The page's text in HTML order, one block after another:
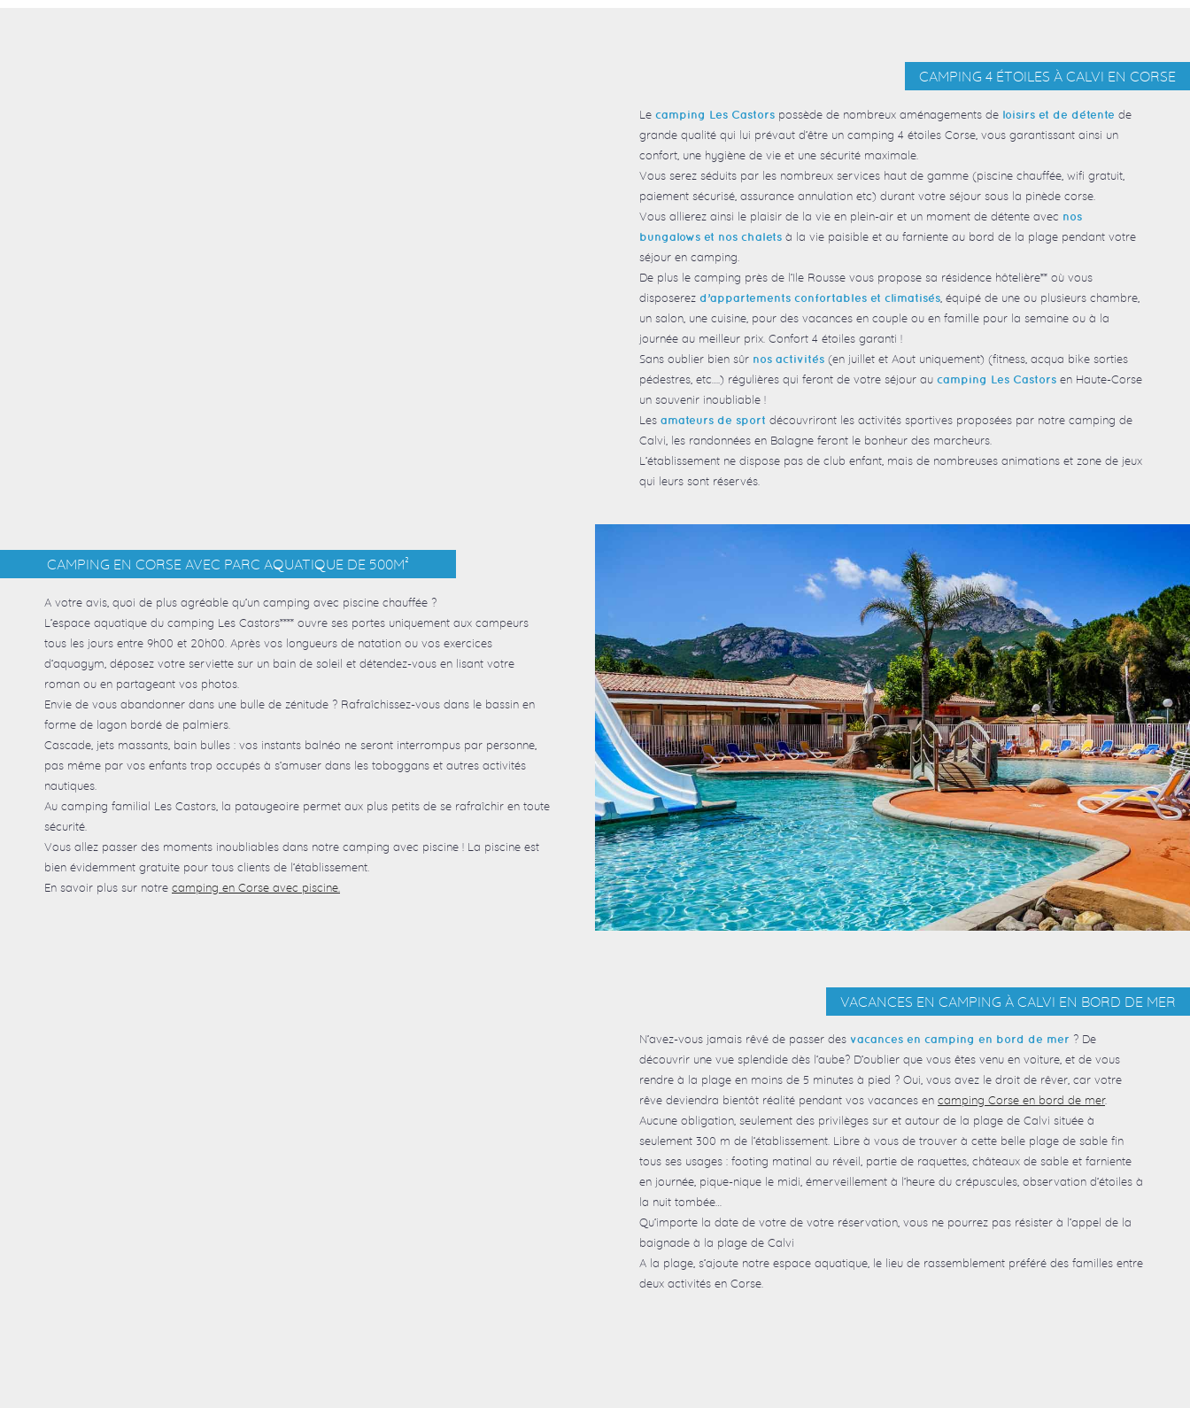
CAMPING 4 ÉTOILES À CALVI EN CORSE
Le camping Les Castors possède de nombreux aménagements de loisirs et de détente de
grande qualité qui lui prévaut d’être un camping 4 étoiles Corse, vous garantissant ainsi un
confort, une hygiène de vie et une sécurité maximale.
Vous serez séduits par les nombreux services haut de gamme (piscine chauffée, wifi gratuit,
paiement sécurisé, assurance annulation etc) durant votre séjour sous la pinède corse.
Vous allierez ainsi le plaisir de la vie en plein-air et un moment de détente avec nos
bungalows et nos chalets à la vie paisible et au farniente au bord de la plage pendant votre
séjour en camping.
De plus le camping près de l’Ile Rousse vous propose sa résidence hôtelière** où vous
disposerez d’appartements confortables et climatisés , équipé de une ou plusieurs chambre,
un salon, une cuisine, pour des vacances en couple ou en famille pour la semaine ou à la
journée au meilleur prix. Confort 4 étoiles garanti !
Sans oublier bien sûr nos activités (en juillet et Aout uniquement) (fitness, acqua bike sorties
pédestres, etc….) régulières qui feront de votre séjour au camping Les Castors en Haute-Corse
un souvenir inoubliable !
Les amateurs de sport découvriront les activités sportives proposées par notre camping de
Calvi, les randonnées en Balagne feront le bonheur des marcheurs.
L’établissement ne dispose pas de club enfant, mais de nombreuses animations et zone de jeux
qui leurs sont réservés.
CAMPING EN CORSE AVEC PARC AQUATIQUE DE 500M²
A votre avis, quoi de plus agréable qu’un camping avec piscine chauffée ?
L’espace aquatique du camping Les Castors**** ouvre ses portes uniquement aux campeurs
tous les jours entre 9h00 et 20h00. Après vos longueurs de natation ou vos exercices
d’aquagym, déposez votre serviette sur un bain de soleil et détendez-vous en lisant votre
roman ou en partageant vos photos.
Envie de vous abandonner dans une bulle de zénitude ? Rafraîchissez-vous dans le bassin en
forme de lagon bordé de palmiers.
Cascade, jets massants, bain bulles : vos instants balnéo ne seront interrompus par personne,
pas même par vos enfants trop occupés à s’amuser dans les toboggans et autres activités
nautiques.
Au camping familial Les Castors, la pataugeoire permet aux plus petits de se rafraîchir en toute
sécurité.
Vous allez passer des moments inoubliables dans notre camping avec piscine ! La piscine est
bien évidemment gratuite pour tous clients de l’établissement.
En savoir plus sur notre camping en Corse avec piscine.
VACANCES EN CAMPING À CALVI EN BORD DE MER
N’avez-vous jamais rêvé de passer des vacances en camping en bord de mer ? De
découvrir une vue splendide dès l’aube? D’oublier que vous êtes venu en voiture, et de vous
rendre à la plage en moins de 5 minutes à pied ? Oui, vous avez le droit de rêver, car votre
rêve deviendra bientôt réalité pendant vos vacances en camping Corse en bord de mer.
Aucune obligation, seulement des privilèges sur et autour de la plage de Calvi située à
seulement 300 m de l’établissement. Libre à vous de trouver à cette belle plage de sable fin
tous ses usages : footing matinal au réveil, partie de raquettes, châteaux de sable et farniente
en journée, pique-nique le midi, émerveillement à l’heure du crépuscules, observation d’étoiles à
la nuit tombée…
Qu’importe la date de votre de votre réservation, vous ne pourrez pas résister à l’appel de la
baignade à la plage de Calvi
A la plage, s’ajoute notre espace aquatique, le lieu de rassemblement préféré des familles entre
deux activités en Corse.